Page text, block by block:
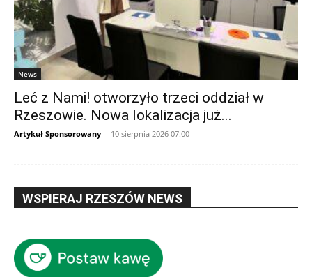
News
Leć z Nami! otworzyło trzeci oddział w
Rzeszowie. Nowa lokalizacja już...
Artykuł Sponsorowany - 10 sierpnia 2026 07:00
WSPIERAJ RZESZÓW NEWS